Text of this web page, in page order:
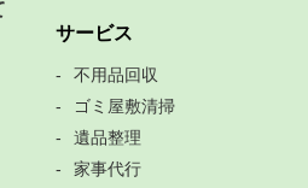
サービス
不用品回収
ゴミ屋敷清掃
遺品整理
家事代行